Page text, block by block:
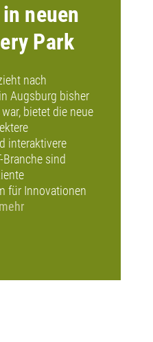
neuen
Park
nach
Augsburg bisher
bietet die neue
interaktivere
Branche sind
für Innovationen